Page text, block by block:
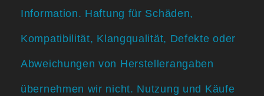
Information. Haftung für Schäden,
Kompatibilität, Klangqualität, Defekte oder
Abweichungen von Herstellerangaben
übernehmen wir nicht. Nutzung und Käufe